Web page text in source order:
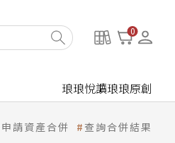
0
琅琅悅讀琅琅原創
申請資產合併 查詢合併結果